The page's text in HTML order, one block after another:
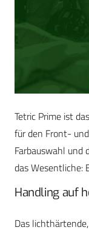
Tetric Prime ist
für den Front-
Farbauswahl und
das Wesentliche:
Handling auf
Das